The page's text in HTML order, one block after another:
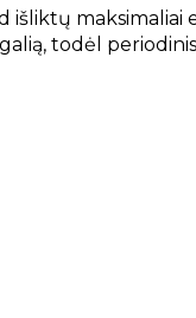
išliktų
todėl